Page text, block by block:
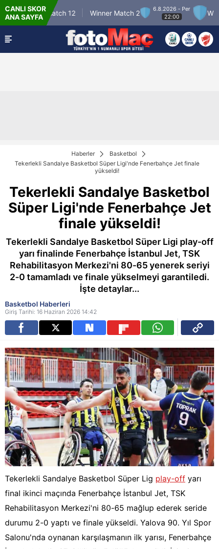
CANLI SKOR
ANA SAYFA
Winner Match 12 Winner Match 2
6.8.2026 - Per
22:00
Haberler
Basketbol
Tekerlekli Sandalye Basketbol Süper Ligi'nde Fenerbahçe Jet finale
yükseldi!
Tekerlekli Sandalye Basketbol
Süper Ligi'nde Fenerbahçe Jet
finale yükseldi!
Tekerlekli Sandalye Basketbol Süper Ligi play-off
yarı finalinde Fenerbahçe İstanbul Jet, TSK
Rehabilitasyon Merkezi'ni 80-65 yenerek seriyi
2-0 tamamladı ve finale yükselmeyi garantiledi.
İşte detaylar...
Basketbol Haberleri
Giriş Tarihi: 16 Haziran 2026 14:42
Tekerlekli Sandalye Basketbol Süper Lig play-off yarı
final ikinci maçında Fenerbahçe İstanbul Jet, TSK
Rehabilitasyon Merkezi'ni 80-65 mağlup ederek seride
durumu 2-0 yaptı ve finale yükseldi. Yalova 90. Yıl Spor
Salonu'nda oynanan karşılaşmanın ilk yarısı, Fenerbahçe